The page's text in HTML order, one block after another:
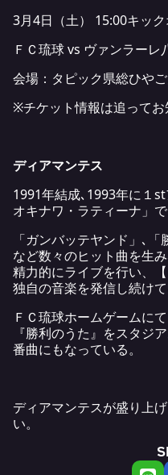
3月4日（土） 15:00キック
ＦＣ琉球 vs ヴァンラーレ
会場：タピック県総ひや
※チケット情報は追ってお
ディアマンテス
1991年結成､1993年に１
オキナワ・ラティーナ」
「ガンバッテヤンド」､「
など数々のヒット曲を生
精力的にライブを行い、
独自の音楽を発信し続けて
ＦＣ琉球ホームゲームに
『勝利のうた』をスタジ
番曲にもなっている。
ディアマンテスが盛り上
い。